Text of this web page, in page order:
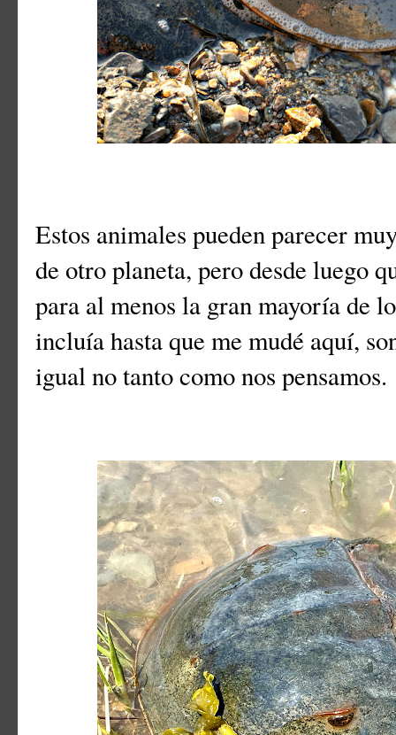
Estos animales pueden parecer
de otro planeta, pero desde luego
para al menos la gran mayoría de
incluía hasta que me mudé aquí,
igual no tanto como nos pensamos.